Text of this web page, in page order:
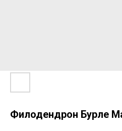
Филодендрон Бурле